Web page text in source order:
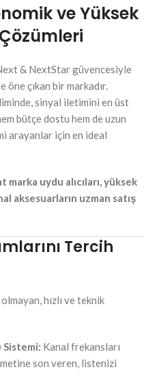
ve Yüksek
& NextStar güvencesiyle
çıkan bir markadır.
sinyal iletimini en üst
bütçe dostu hem de uzun
arayanlar için en ideal
marka uydu alıcıları, yüksek
aksesuarların uzman satış
Tercih
hızlı ve teknik
Sistemi: Kanal frekansları
son veren, listenizi